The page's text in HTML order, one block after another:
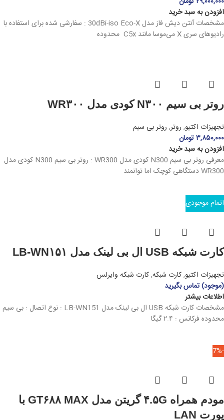
افزودن به سبد خرید
مشخصات آنتن دیش فاز مدل 30dBi-iso Eco-X : سفارشی شده برای استفاده با
رادیوهای سری X می‌موسا مانند C5x محدوده
روتر بی سیم N۳۰۰ کودی مدل WR۳۰۰
تجهیزات اکتیو, روتر, روتر بی سیم
۳,۸۵۰,۰۰۰تومان
افزودن به سبد خرید
معرفی روتر بی سیم N300 کودی مدل WR300 : روتر بی سیم N300 کودی مدل
WR300 دستگاهی کوچک اما توانمند
اتمام موجودی
کارت شبکه USB ال بی لینک مدل LB-WN۱۵۱
تجهیزات اکتیو,کارت شبکه,کارت شبکه وایرلس
(موجود) تماس بگیرید
اطلاعات بیشتر
مشخصات کارت شبکه USB ال بی لینک مدل LB-WN151 : نوع اتصال : بی سیم
محدوده فرکانس : ۲.۴ گیگا
-7%
مودم همراه ۴.۵G گریتن مدل GT۶۸۸ MAX با
پورت LAN